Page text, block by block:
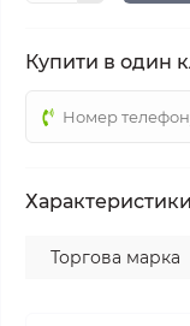
Купити в один
Торгова марка